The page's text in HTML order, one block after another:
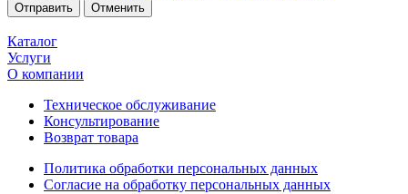
Отменить
Каталог
Услуги
О компании
Техническое обслуживание
Консультирование
Возврат товара
Политика обработки персональных данных
Согласие на обработку персональных данных